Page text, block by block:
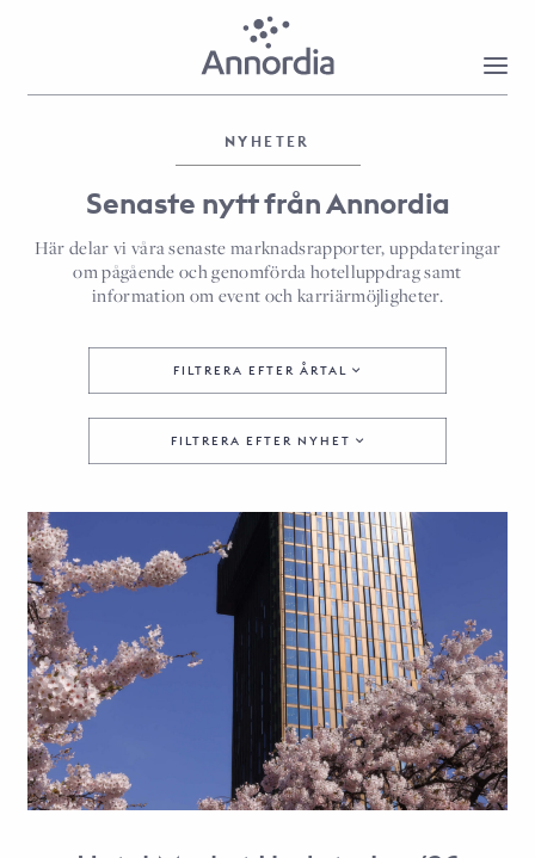
NYHETER
Senaste nytt från Annordia
Här delar vi våra senaste marknadsrapporter, uppdateringar
om pågående och genomförda hotelluppdrag samt
information om event och karriärmöjligheter.
FILTRERA EFTER ÅRTAL
FILTRERA EFTER NYHET